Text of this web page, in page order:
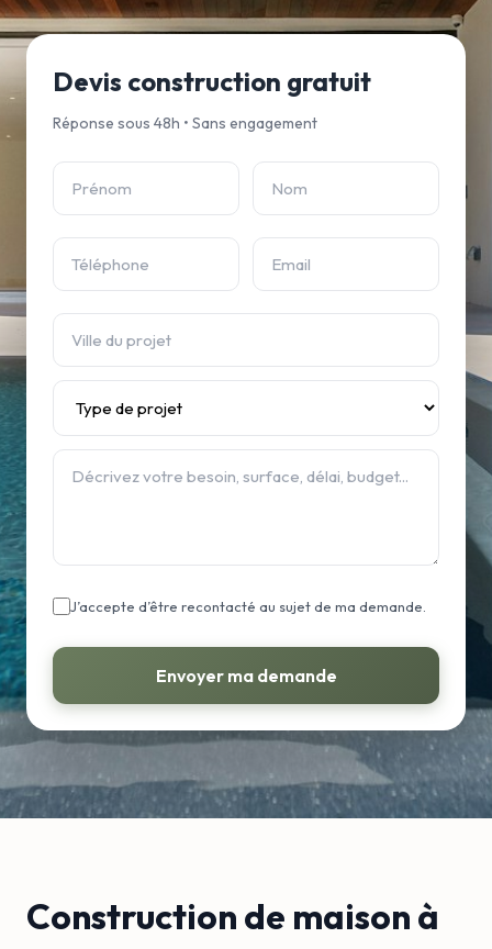
Devis construction gratuit
Réponse sous 48h • Sans engagement
J’accepte d’être recontacté au sujet de ma demande.
Envoyer ma demande
Construction de maison à